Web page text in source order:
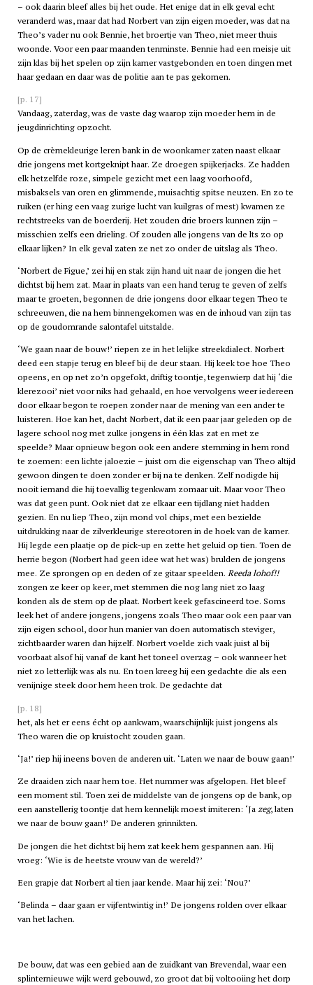
– ook daarin bleef alles bij het oude. Het enige dat in elk geval echt
veranderd was, maar dat had Norbert van zijn eigen moeder, was dat na
Theo’s vader nu ook Bennie, het broertje van Theo, niet meer thuis
woonde. Voor een paar maanden tenminste. Bennie had een meisje uit
zijn klas bij het spelen op zijn kamer vastgebonden en toen dingen met
haar gedaan en daar was de politie aan te pas gekomen.
[p. 17]
Vandaag, zaterdag, was de vaste dag waarop zijn moeder hem in de
jeugdinrichting opzocht.
Op de crèmekleurige leren bank in de woonkamer zaten naast elkaar
drie jongens met kortgeknipt haar. Ze droegen spijkerjacks. Ze hadden
elk hetzelfde roze, simpele gezicht met een laag voorhoofd,
misbaksels van oren en glimmende, muisachtig spitse neuzen. En zo te
ruiken (er hing een vaag zurige lucht van kuilgras of mest) kwamen ze
rechtstreeks van de boerderij. Het zouden drie broers kunnen zijn –
misschien zelfs een drieling. Of zouden alle jongens van de lts zo op
elkaar lijken? In elk geval zaten ze net zo onder de uitslag als Theo.
‘Norbert de Figue,’ zei hij en stak zijn hand uit naar de jongen die het
dichtst bij hem zat. Maar in plaats van een hand terug te geven of zelfs
maar te groeten, begonnen de drie jongens door elkaar tegen Theo te
schreeuwen, die na hem binnengekomen was en de inhoud van zijn tas
op de goudomrande salontafel uitstalde.
‘We gaan naar de bouw!’ riepen ze in het lelijke streekdialect. Norbert
deed een stapje terug en bleef bij de deur staan. Hij keek toe hoe Theo
opeens, en op net zo’n opgefokt, driftig toontje, tegenwierp dat hij ‘die
klerezooi’ niet voor niks had gehaald, en hoe vervolgens weer iedereen
door elkaar begon te roepen zonder naar de mening van een ander te
luisteren. Hoe kan het, dacht Norbert, dat ik een paar jaar geleden op de
lagere school nog met zulke jongens in één klas zat en met ze
speelde? Maar opnieuw begon ook een andere stemming in hem rond
te zoemen: een lichte jaloezie – juist om die eigenschap van Theo altijd
gewoon dingen te doen zonder er bij na te denken. Zelf nodigde hij
nooit iemand die hij toevallig tegenkwam zomaar uit. Maar voor Theo
was dat geen punt. Ook niet dat ze elkaar een tijdlang niet hadden
gezien. En nu liep Theo, zijn mond vol chips, met een bezielde
uitdrukking naar de zilverkleurige stereotoren in de hoek van de kamer.
Hij legde een plaatje op de pick-up en zette het geluid op tien. Toen de
herrie begon (Norbert had geen idee wat het was) brulden de jongens
mee. Ze sprongen op en deden of ze gitaar speelden. Reeda lohof!!
zongen ze keer op keer, met stemmen die nog lang niet zo laag
konden als de stem op de plaat. Norbert keek gefascineerd toe. Soms
leek het of andere jongens, jongens zoals Theo maar ook een paar van
zijn eigen school, door hun manier van doen automatisch steviger,
zichtbaarder waren dan hijzelf. Norbert voelde zich vaak juist al bij
voorbaat alsof hij vanaf de kant het toneel overzag – ook wanneer het
niet zo letterlijk was als nu. En toen kreeg hij een gedachte die als een
venijnige steek door hem heen trok. De gedachte dat
[p. 18]
het, als het er eens écht op aankwam, waarschijnlijk juist jongens als
Theo waren die op kruistocht zouden gaan.
‘Ja!’ riep hij ineens boven de anderen uit. ‘Laten we naar de bouw gaan!’
Ze draaiden zich naar hem toe. Het nummer was afgelopen. Het bleef
een moment stil. Toen zei de middelste van de jongens op de bank, op
een aanstellerig toontje dat hem kennelijk moest imiteren: ‘Jazeg, laten
we naar de bouw gaan!’ De anderen grinnikten.
De jongen die het dichtst bij hem zat keek hem gespannen aan. Hij
vroeg: ‘Wie is de heetste vrouw van de wereld?’
Een grapje dat Norbert al tien jaar kende. Maar hij zei: ‘Nou?’
‘Belinda – daar gaan er vijfentwintig in!’ De jongens rolden over elkaar
van het lachen.
De bouw, dat was een gebied aan de zuidkant van Brevendal, waar een
splinternieuwe wijk werd gebouwd, zo groot dat bij voltooiing het dorp